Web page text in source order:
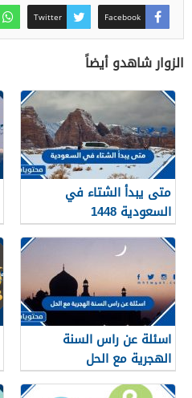
Facebook
Twitter
الزوار شاهدو أيضاً
متى يبدأ الشتاء في
السعودية 1448
اسئلة عن راس السنة
الهجرية مع الحل